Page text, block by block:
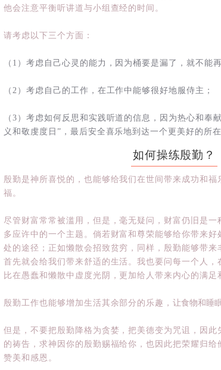
他会注意平衡听讲道与小组查经的时间。
请考虑以下三个方面：
（1）考虑自己心灵的能力，因为桶要是漏了，就不能
（2）考虑自己的工作，在工作中能够很好地服侍主；
（3）考虑如何反思和实践听道的信息，因为热心和奉
义和敬虔度日”，最后安全喜乐地到达一个更美好的所在
如何操练殷勤？
殷勤是神所喜悦的，也能够给我们在世间带来成功和
福。
尽管财富常常被滥用，但是，毫无疑问，财富仍旧是
多应许中的一个主题。倘若财富和尊荣能够给你带来
处的途径；正如懒散会招致贫穷，同样，殷勤能够带来
首先就会给我们带来舒适的生活。我也要问每一个人
比在愚蠢和懒散中虚度光阴，更加给人带来内心的满足
殷勤工作也能够增加生活其余部分的乐趣，让食物和睡
但是，不要把殷勤降格为贪婪，把美德变为咒诅，因
的祷告，求神因你的殷勤赐福给你，也因此把荣耀归
赞美和感恩。